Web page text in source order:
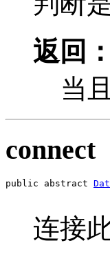
返回：
当
connect
public abstract
连接